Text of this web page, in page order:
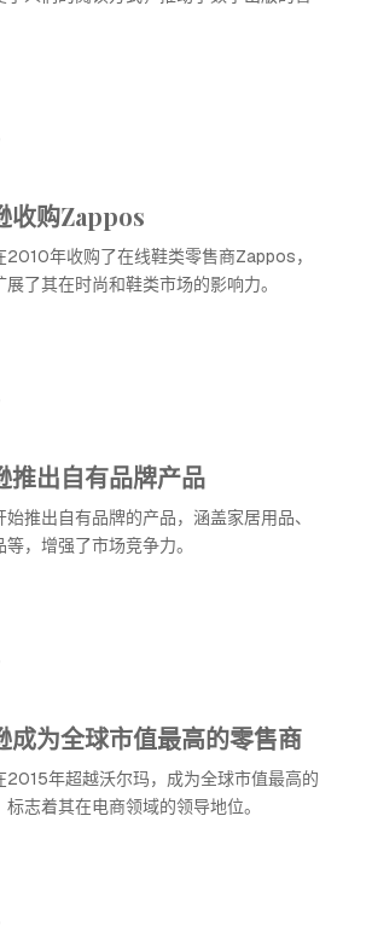
收购Zappos
2010年收购了在线鞋类零售商Zappos，
展了其在时尚和鞋类市场的影响力。
推出自有品牌产品
始推出自有品牌的产品，涵盖家居用品、
等，增强了市场竞争力。
成为全球市值最高的零售商
2015年超越沃尔玛，成为全球市值最高的
标志着其在电商领域的领导地位。